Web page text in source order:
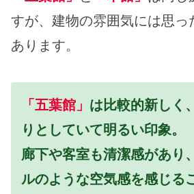
すが、建物の雰囲気には思っ
あります。
「五葉館」 は比較的新しく
りとしていて明るい印象。
廊下や客室も清潔感があり
ルのような空気感を感じる